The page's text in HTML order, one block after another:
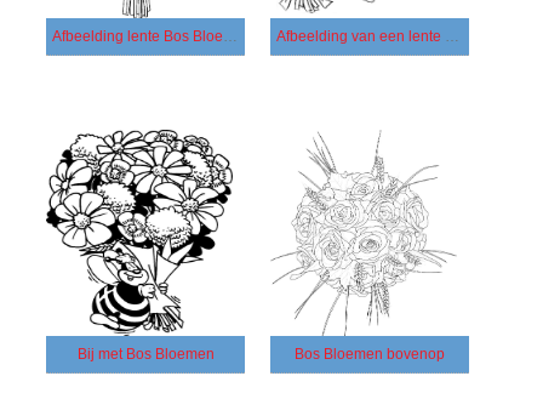
Afbeelding lente Bos Bloemen Afbeelding van een lente Bos Bloemen
Bij met Bos Bloemen Bos Bloemen bovenop